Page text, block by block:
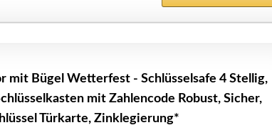
mit Bügel Wetterfest - Schlüsselsafe 4 Stellig,
mit Zahlencode Robust, Sicher,
Türkarte, Zinklegierung*